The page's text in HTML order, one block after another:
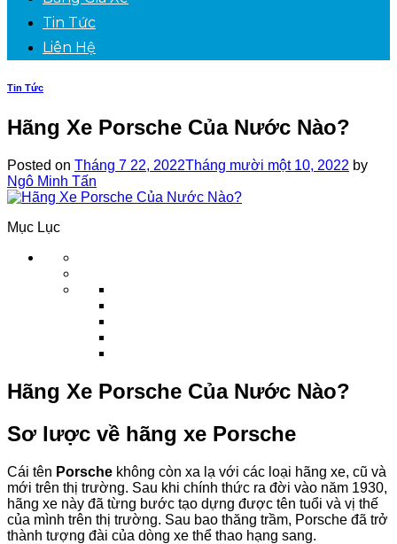
Tin Tức
Liên Hệ
Tin Tức
Hãng Xe Porsche Của Nước Nào?
Posted on Tháng 7 22, 2022Tháng mười một 10, 2022 by
Ngô Minh Tấn
Mục Lục
Hãng Xe Porsche Của Nước Nào?
Sơ lược về hãng xe Porsche
Cái tên Porsche không còn xa lạ với các loại hãng xe, cũ và
mới trên thị trường. Sau khi chính thức ra đời vào năm 1930,
hãng xe này đã từng bước tạo dựng được tên tuổi và vị thế
của mình trên thị trường. Sau bao thăng trầm, Porsche đã trở
thành tượng đài của dòng xe thể thao hạng sang.